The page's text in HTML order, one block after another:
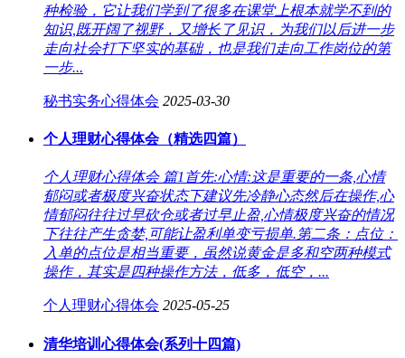
种检验，它让我们学到了很多在课堂上根本就学不到的
知识,既开阔了视野，又增长了见识，为我们以后进一步
走向社会打下坚实的基础，也是我们走向工作岗位的第
一步...
秘书实务心得体会 2025-03-30
个人理财心得体会（精选四篇）
个人理财心得体会 篇1首先:心情:这是重要的一条,心情
郁闷或者极度兴奋状态下建议先冷静心态然后在操作,心
情郁闷往往过早砍仓或者过早止盈,心情极度兴奋的情况
下往往产生贪婪,可能让盈利单变亏损单.第二条：点位：
入单的点位是相当重要，虽然说黄金是多和空两种模式
操作，其实是四种操作方法，低多，低空，...
个人理财心得体会 2025-05-25
清华培训心得体会(系列十四篇)